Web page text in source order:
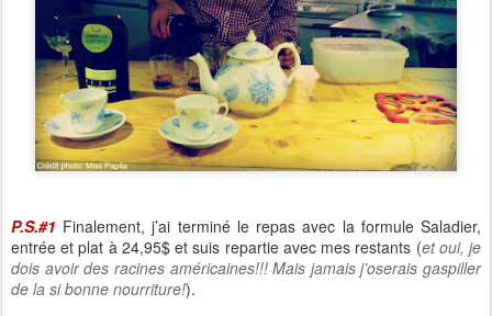
P.S.#1 Finalement, j’ai terminé le repas avec la formule Saladier,
entrée et plat à 24,95$ et suis repartie avec mes restants (et oui, je
dois avoir des racines américaines!!! Mais jamais j’oserais gaspiller
de la si bonne nourriture!).